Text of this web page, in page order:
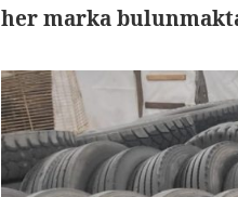
her marka